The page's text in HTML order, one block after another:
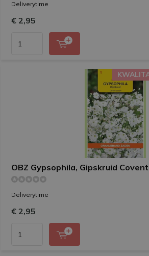
Deliverytime
€ 2,95
OBZ Gypsophila, Gipskruid
Deliverytime
€ 2,95